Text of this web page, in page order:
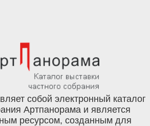
собой электронный каталог
Артпанорама и является
ресурсом, созданным для